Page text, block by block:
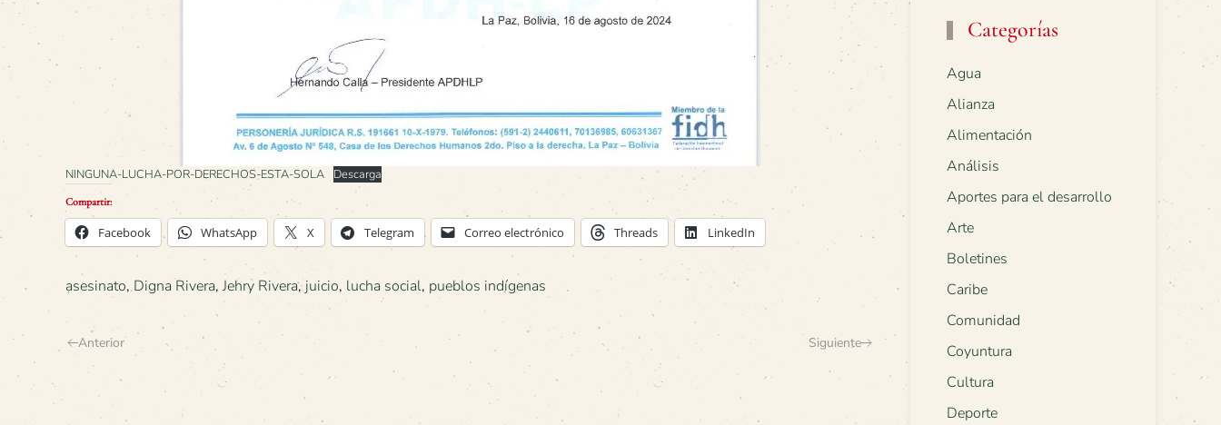
NINGUNA-LUCHA-POR-DERECHOS-ESTA-SOLA Descarga
Compartir:
Facebook WhatsApp X Telegram Correo electrónico Threads LinkedIn
asesinato,Digna Rivera, Jehry Rivera,juicio, lucha social, pueblos indígenas
Anterior Siguiente
Categorías
Agua
Alianza
Alimentación
Análisis
Aportes para el desarrollo
Arte
Boletines
Caribe
Comunidad
Coyuntura
Cultura
Deporte